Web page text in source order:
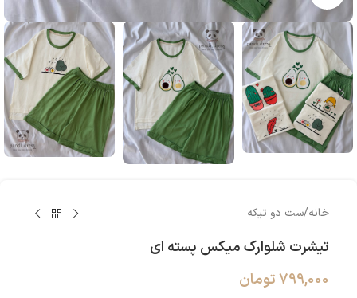
خانه/ست دو تیکه
تیشرت شلوارک میکس پسته ای
799,000تومان